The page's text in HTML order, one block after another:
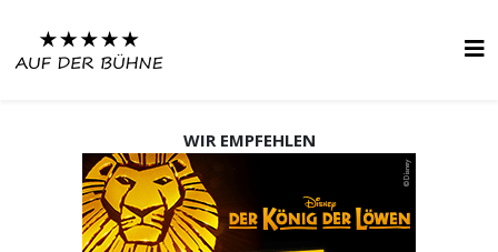
WIR EMPFEHLEN